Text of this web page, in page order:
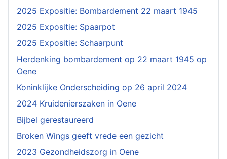
2025 Expositie: Bombardement 22 maart 1945
2025 Expositie: Spaarpot
2025 Expositie: Schaarpunt
Herdenking bombardement op 22 maart 1945 op
Oene
Koninklijke Onderscheiding op 26 april 2024
2024 Kruidenierszaken in Oene
Bijbel gerestaureerd
Broken Wings geeft vrede een gezicht
2023 Gezondheidszorg in Oene